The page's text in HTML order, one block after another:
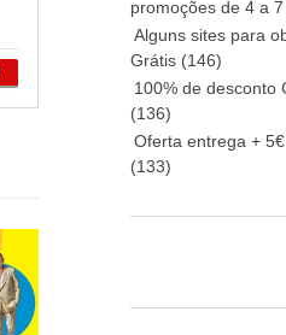
promoções de 4 a
Alguns sites para
Grátis (146)
100% de desconto
(136)
Oferta entrega +
(133)